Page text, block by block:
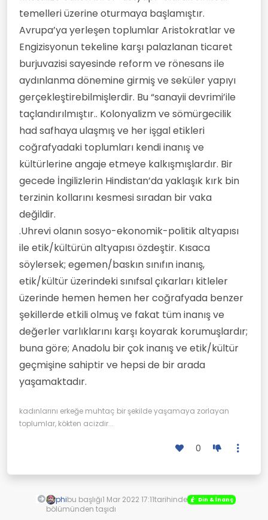
temelleri üzerine oturmaya başlamıştır.
Avrupa’ya yerleşen toplumlar Aristokratlar ve
Engizisyonun tekeline karşı palazlanan ticaret
burjuvazisi sayesinde reform ve rönesans ile
aydınlanma dönemine girmiş ve seküler yapıyı
gerçekleştirebilmişlerdir. Bu “sanayii devrimi’ile
taçlandırılmıştır.. Kolonyalizm ve sömürgecilik
had safhaya ulaşmış ve her işgal etikleri
coğrafyadaki toplumları kendi inanış ve
kültürlerine angaje etmeye kalkışmışlardır. Bir
gecede İngilizlerin Hindistan’da yaklaşık kırk bin
terzinin kollarını kesmesi sıradan bir vaka
değildir.
.Uhrevi olanın sosyo-ekonomik-politik altyapısı
ile etik/kültürün altyapısı özdeştir. Kısaca
söylersek; egemen/baskın sınıfın inanış,
etik/kültür üzerindeki sınıfsal çıkarları kitleler
üzerinde hemen hemen her coğrafyada benzer
şekillerde etkili olmuş ve fakat tüm inanış ve
değerler varlıklarını karşı koyarak korumuşlardır;
buna göre; Anadolu bir çok inanış ve etik/kültür
geçmişine sahiptir ve hepsi de bir arada
yaşamaktadır.
kadınlarını erkeğe muhtaç bir şekilde yaşamaya zorlayan
toplumlar, kökten acizdir...
0
phibu başlığı1 Mar 2022 17:11tarihinde Din & İnanç
bölümünden taşıdı